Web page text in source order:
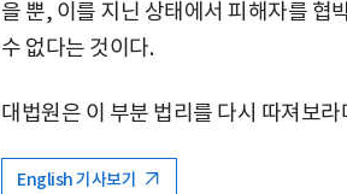
을 뿐, 이를 지닌 상태에서 피해자를 협
수 없다는 것이다.
대법원은 이 부분 법리를 다시 따져보
English 기사보기